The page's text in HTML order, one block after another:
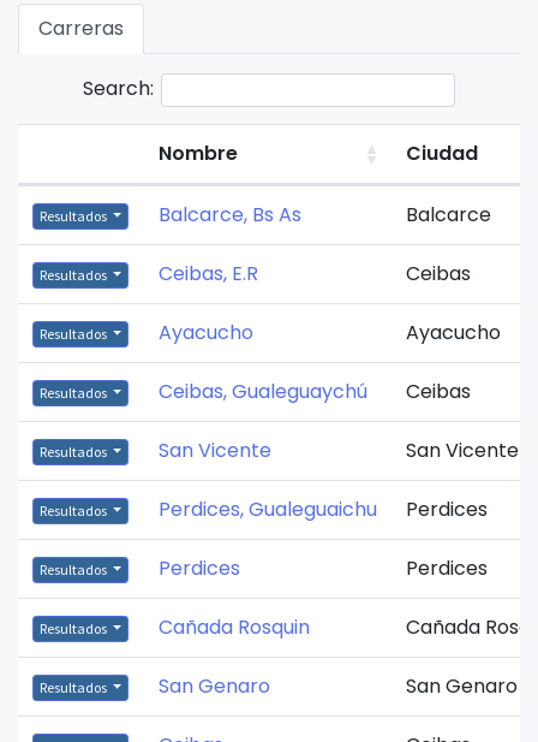
Carreras
Search:
Nombre Ciudad
Resultados Balcarce, Bs As Balcarce
Resultados Ceibas, E.R Ceibas
Resultados Ayacucho Ayacucho
Resultados Ceibas, Gualeguaychú Ceibas
Resultados San Vicente San Vicente
Resultados Perdices, Gualeguaichu Perdices
Resultados Perdices Perdices
Resultados Cañada Rosquin Cañada
Resultados San Genaro San Genaro